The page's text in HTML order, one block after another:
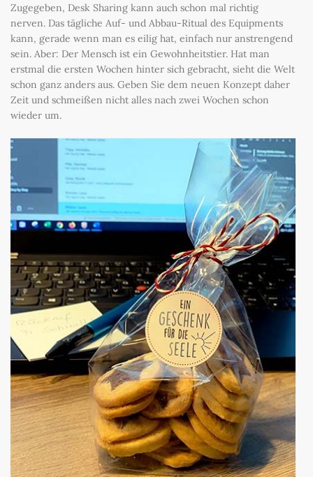
Zugegeben, Desk Sharing kann auch schon mal richtig
nerven. Das tägliche Auf- und Abbau-Ritual des Equipments
kann, gerade wenn man es eilig hat, einfach nur anstrengend
sein. Aber: Der Mensch ist ein Gewohnheitstier. Hat man
erstmal die ersten Wochen hinter sich gebracht, sieht die Welt
schon ganz anders aus. Geben Sie dem neuen Konzept daher
Zeit und schmeißen nicht alles nach zwei Wochen schon
wieder um.